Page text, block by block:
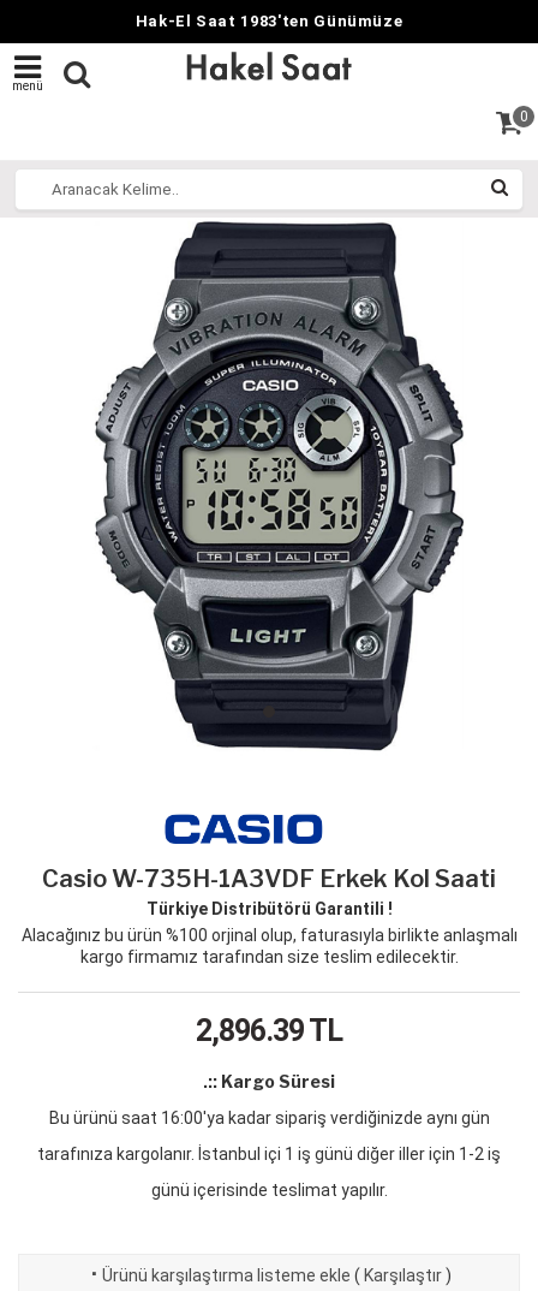
Hak-El Saat 1983'ten Günümüze
menü
0
Casio W-735H-1A3VDF Erkek Kol Saati
Türkiye Distribütörü Garantili !
Alacağınız bu ürün %100 orjinal olup, faturasıyla birlikte anlaşmalı
kargo firmamız tarafından size teslim edilecektir.
2,896.39TL
.:: Kargo Süresi
Bu ürünü saat 16:00'ya kadar sipariş verdiğinizde aynı gün
tarafınıza kargolanır. İstanbul içi 1 iş günü diğer iller için 1-2 iş
günü içerisinde teslimat yapılır.
· Ürünü karşılaştırma listeme ekle (Karşılaştır)